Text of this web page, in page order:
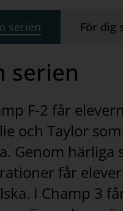
serien För dig
serien
F-2 får
och Taylor
Genom härliga
får
I Champ 3